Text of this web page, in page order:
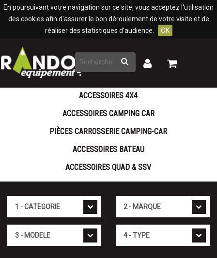
En poursuivant votre navigation sur ce site, vous acceptez l'utilisation
des cookies afin d'assurer le bon déroulement de votre visite et de
réaliser des statistiques d'audience.
OK
Rechercher
Mon
Mon
ACCESSOIRES 4X4
ACCESSOIRES CAMPING CAR
PIÈCES CARROSSERIE CAMPING-CAR
ACCESSOIRES BATEAU
ACCESSOIRES QUAD & SSV
Panneau de gestion des cookies